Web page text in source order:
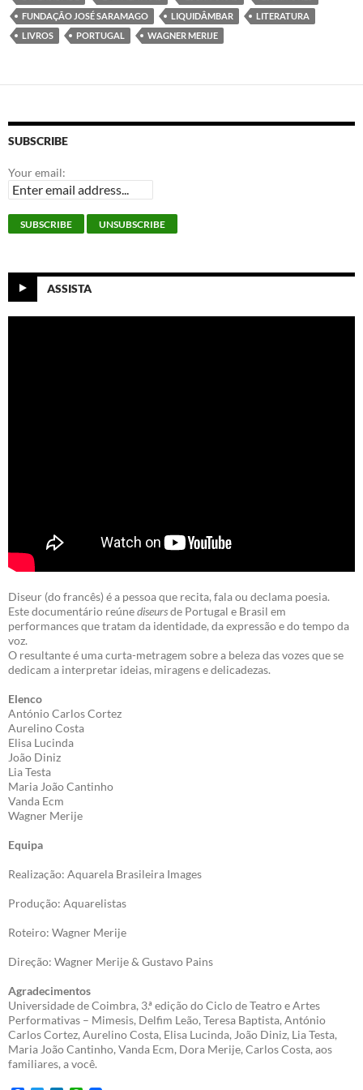
FUNDAÇÃO JOSÉ SARAMAGO
LIQUIDÂMBAR
LITERATURA
LIVROS
PORTUGAL WAGNER MERIJE
SUBSCRIBE
Your email:
ASSISTA
Diseur (do francês) é a pessoa que recita, fala ou declama poesia.
Este documentário reúnediseursde Portugal e Brasil em
performances que tratam da identidade, da expressão e do tempo da
voz.
O resultante é uma curta-metragem sobre a beleza das vozes que se
dedicam a interpretar ideias, miragens e delicadezas.
Elenco
António Carlos Cortez
Aurelino Costa
Elisa Lucinda
João Diniz
Lia Testa
Maria João Cantinho
Vanda Ecm
Wagner Merije
Equipa
Realização: Aquarela Brasileira Images
Produção: Aquarelistas
Roteiro: Wagner Merije
Direção: Wagner Merije & Gustavo Pains
Agradecimentos
Universidade de Coimbra, 3.ª edição do Ciclo de Teatro e Artes
Performativas – Mimesis, Delfim Leão, Teresa Baptista, António
Carlos Cortez, Aurelino Costa, Elisa Lucinda, João Diniz, Lia Testa,
Maria João Cantinho, Vanda Ecm, Dora Merije, Carlos Costa, aos
familiares, a você.